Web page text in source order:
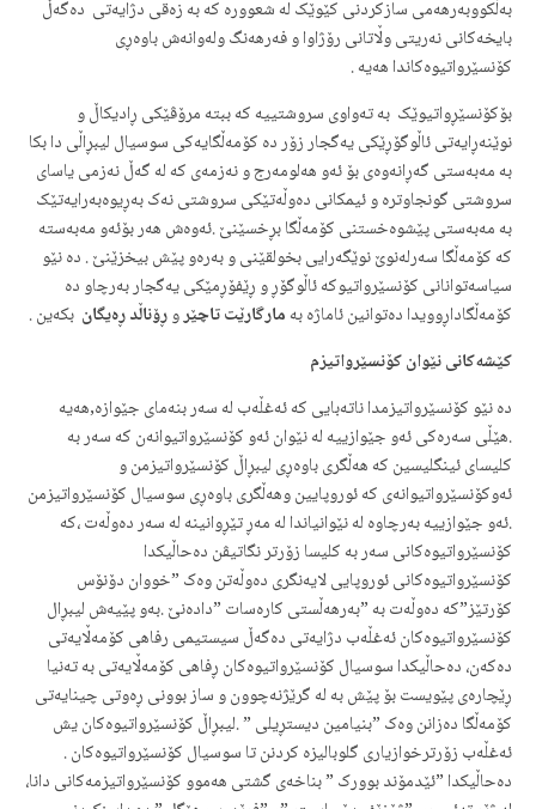
به‌ڵکووبه‌رهه‌می سازکردنی کێوێک له‌ شعووره‌ که‌ به‌ زه‌قی دژایه‌تی ده‌گه‌ڵ
بایخه‌کانی نه‌ریتی وڵاتانی رۆژاوا و فه‌رهه‌نگ وله‌وانه‌ش باوه‌ڕی
کۆنسێرواتیوه‌کاندا هه‌یه‌ .
بۆکۆنسێڕواتیوێک به‌ ته‌واوی سروشتییه‌ که‌ ببته‌ مرۆڤێکی ڕادیکاڵ و
نوێنه‌ڕایه‌تی ئاڵوگۆڕێکی یه‌گجار زۆر ده‌ کۆمه‌ڵگایه‌کی سوسیال لیبڕاڵی دا بکا
به‌ مه‌به‌ستی گه‌ڕانه‌وه‌ی بۆ ئه‌و هه‌لومه‌رج و نه‌زمه‌ی که‌ له‌ گه‌ڵ نه‌زمی یاسای
سروشتی گونجاوتره‌ و ئیمکانی ده‌وڵه‌تێکی سروشتی نه‌ک به‌ڕیوه‌به‌رایه‌تێک
به‌ مه‌به‌ستی پێشوه‌خستنی کۆمه‌ڵگا بڕخسێنێ .ئه‌وه‌ش هه‌ر بۆئه‌و مه‌به‌سته‌
که‌ کۆمه‌ڵگا سه‌رله‌نوێ نوێگه‌رایی بخولقێنی و به‌ره‌و پێش بیخزێنێ . ده‌ نێو
سیاسه‌توانانی کۆنسێرواتیوکه‌ ئاڵوگۆڕ و ڕێفۆڕمێکی یه‌گجار به‌رچاو ده‌
کۆمه‌ڵگاداڕوویدا ده‌توانین ئاماژه‌ به‌مارگارێت تاچێروڕۆناڵد ڕه‌یگان بکه‌ین .
کێشه‌کانی نێوان کۆنسێرواتیزم
ده‌ نێو کۆنسێرواتیزمدا ناته‌بایی که‌ ئه‌غڵه‌ب له‌ سه‌ر بنه‌مای جێوازه,‌هه‌یه‌
.هێڵی سه‌ره‌کی ئه‌و جێوازییه‌ له‌ نێوان ئه‌و کۆنسێرواتیوانه‌ن که‌ سه‌ر به‌
کلیسای ئینگلیسین که‌ هه‌ڵگری باوه‌ڕی لیبڕاڵ کۆنسێرواتیزمن و
ئه‌وکۆنسێرواتیوانه‌ی که‌ ئوروپایین وهه‌ڵگری باوه‌ڕی سوسیال کۆنسێرواتیزمن
.ئه‌و جێوازییه‌ به‌رچاوه‌ له‌ نێوانیاندا له‌ مه‌ڕ تێڕوانینه‌ له‌ سه‌ر ده‌وڵه‌ت ،که‌
کۆنسێرواتیوه‌کانی سه‌ر به‌ کلیسا زۆرتر نگاتیڤن ده‌حاڵیکدا
کۆنسێرواتیوه‌کانی ئوروپایی لایه‌نگری ده‌وڵه‌تن وه‌ک ”خووان دۆنۆس
کۆرتێز”که‌ ده‌وڵه‌ت به‌ ”به‌رهه‌ڵستی کاره‌سات ”داده‌نێ .به‌و پێیه‌ش لیبڕال
کۆنسێرواتیوه‌کان ئه‌غڵه‌ب دژایه‌تی ده‌گه‌ڵ سیستیمی رفاهی کۆمه‌ڵایه‌تی
ده‌که‌ن، ده‌حاڵیکدا سوسیال کۆنسێرواتیوه‌کان ڕفاهی کۆمه‌ڵایه‌تی به‌ ته‌نیا
ڕێچاره‌ی پێویست بۆ پێش به‌ له‌ گرێژنه‌چوون و ساز بوونی ڕه‌وتی چینایه‌تی
کۆمه‌ڵگا ده‌زانن وه‌ک ”بنیامین دیستڕیلی ” .لیبڕاڵ کۆنسێرواتیوه‌کان یش
ئه‌غڵه‌ب زۆرترخوازیاری گلوبالیزه‌ کردنن تا سوسیال کۆنسێرواتیوه‌کان .
ده‌حاڵیکدا ”ئێدمۆند بوورک‌ ” بناخه‌ی گشتی هه‌موو کۆنسێرواتیزمه‌کانی دانا،